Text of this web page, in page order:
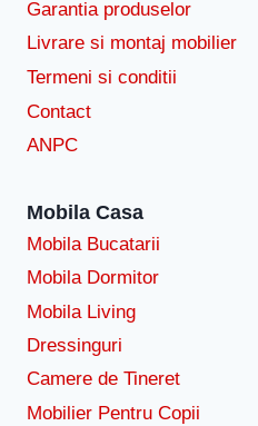
Garantia produselor
Livrare si montaj mobilier
Termeni si conditii
Contact
ANPC
Mobila Casa
Mobila Bucatarii
Mobila Dormitor
Mobila Living
Dressinguri
Camere de Tineret
Mobilier Pentru Copii